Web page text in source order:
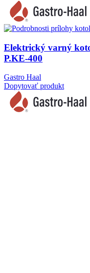
Elektrický varný
P.KE-400
Gastro Haal
Dopytovať produkt